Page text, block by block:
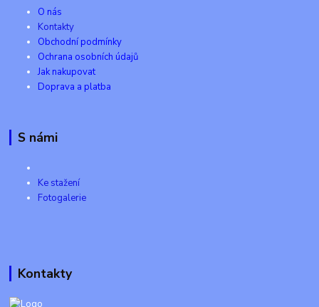
O nás
Kontakty
Obchodní podmínky
Ochrana osobních údajů
Jak nakupovat
Doprava a platba
S námi
Ke stažení
Fotogalerie
Kontakty